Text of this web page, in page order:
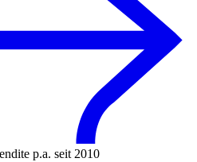
p.a. seit 2010